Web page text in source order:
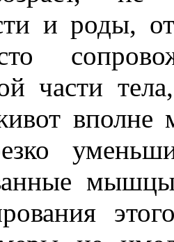
и роды,
части
вполне